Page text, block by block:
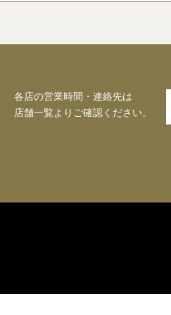
各店の営業時間・連絡先は
店舗一覧よりご確認ください。